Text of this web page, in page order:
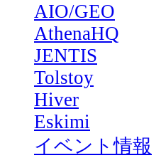
AIO/GEO
AthenaHQ
JENTIS
Tolstoy
Hiver
Eskimi
イベント情報